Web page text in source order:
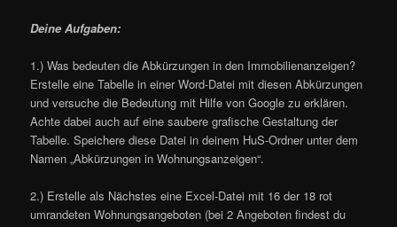
Deine Aufgaben:
1.) Was bedeuten die Abkürzungen in den Immobilienanzeigen?
Erstelle eine Tabelle in einer Word-Datei mit diesen Abkürzungen
und versuche die Bedeutung mit Hilfe von Google zu erklären.
Achte dabei auch auf eine saubere grafische Gestaltung der
Tabelle. Speichere diese Datei in deinem HuS-Ordner unter dem
Namen „Abkürzungen in Wohnungsanzeigen“.
2.) Erstelle als Nächstes eine Excel-Datei mit 16 der 18 rot
umrandeten Wohnungsangeboten (bei 2 Angeboten findest du